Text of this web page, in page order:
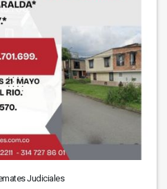
Judiciales